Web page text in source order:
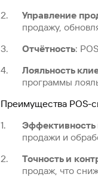
Управление
продажу,
Отчётность:
Лояльность
программы
Преимущества POS-
Эффективность
продажи и
Точность и
продаж, что